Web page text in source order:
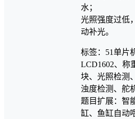
水；
光照强度过低
动补光。
标签：51单片
LCD1602、称
块、光照检测
浊度检测、舵
题目扩展：智
缸、鱼缸自动